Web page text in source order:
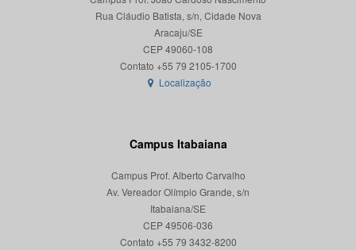
Rua Cláudio Batista, s/n, Cidade Nova
Aracaju/SE
CEP 49060-108
Localização
Campus Itabaiana
Campus Prof. Alberto Carvalho
Av. Vereador Olímpio Grande, s/n
Itabaiana/SE
CEP 49506-036